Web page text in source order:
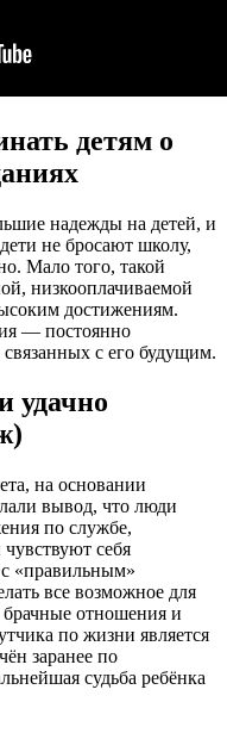
детям о
надежды на детей, и
не бросают школу,
Мало того, такой
низкооплачиваемой
достижениям.
— постоянно
с его будущим.
удачно
на основании
вывод, что люди
по службе,
себя
«правильным»
все возможное для
брачные отношения и
по жизни является
заранее по
судьба ребёнка